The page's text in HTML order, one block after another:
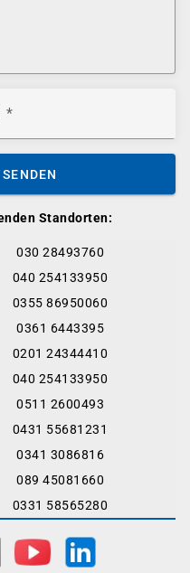
Standorten:
030 28493760
040 254133950
0355 86950060
0361 6443395
0201 24344410
040 254133950
0511 2600493
0431 55681231
0341 3086816
089 45081660
0331 58565280